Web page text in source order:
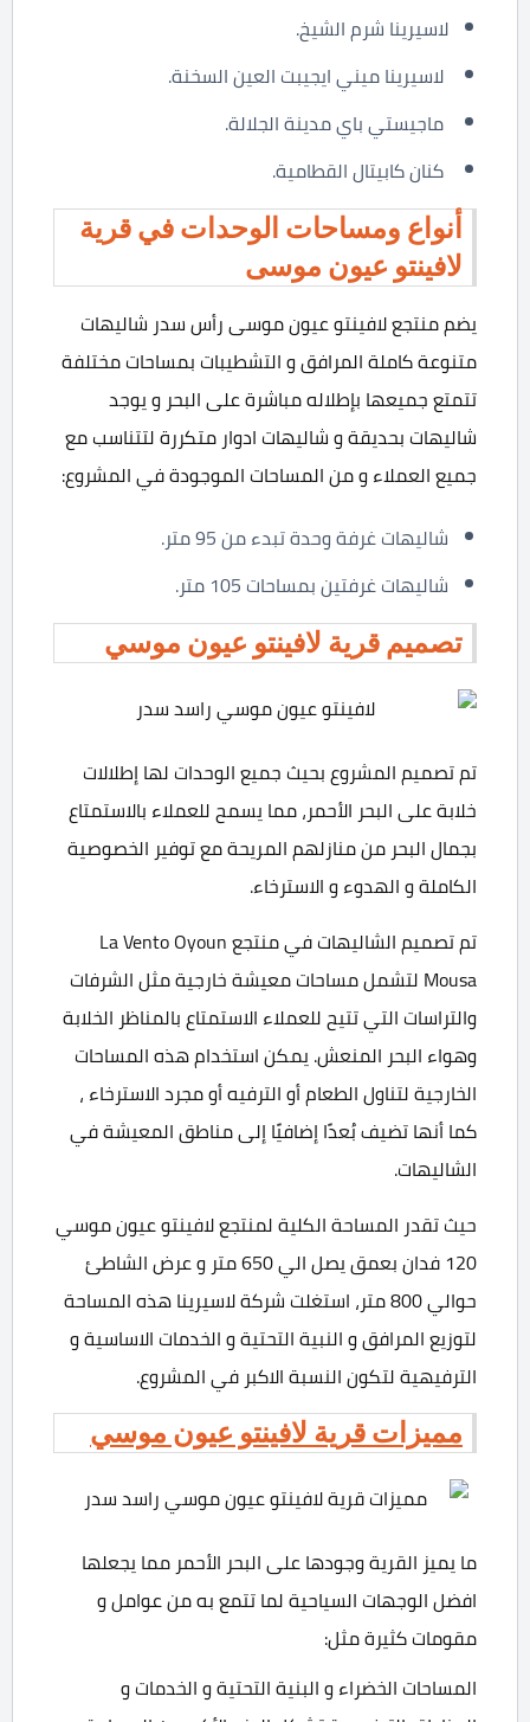
لاسيرينا شرم الشيخ.
لاسيرينا ميني ايجيبت العين السخنة.
ماجيستي باي مدينة الجلالة.
كنان كابيتال القطامية.
أنواع ومساحات الوحدات في قرية
لافينتو عيون موسى
يضم منتجع لافينتو عيون موسى رأس سدر شاليهات
متنوعة كاملة المرافق و التشطيبات بمساحات مختلفة
تتمتع جميعها بإطلاله مباشرة على البحر و يوجد
شاليهات بحديقة و شاليهات ادوار متكررة لتتناسب مع
جميع العملاء و من المساحات الموجودة في المشروع:
شاليهات غرفة وحدة تبدء من 95 متر.
شاليهات غرفتين بمساحات 105 متر.
تصميم قرية لافينتو عيون موسي
تم تصميم المشروع بحيث جميع الوحدات لها إطلالات
خلابة على البحر الأحمر، مما يسمح للعملاء بالاستمتاع
بجمال البحر من منازلهم المريحة مع توفير الخصوصية
الكاملة و الهدوء و الاسترخاء.
تم تصميم الشاليهات في منتجع La Vento Oyoun
Mousa لتشمل مساحات معيشة خارجية مثل الشرفات
والتراسات التي تتيح للعملاء الاستمتاع بالمناظر الخلابة
وهواء البحر المنعش. يمكن استخدام هذه المساحات
الخارجية لتناول الطعام أو الترفيه أو مجرد الاسترخاء ،
كما أنها تضيف بُعدًا إضافيًا إلى مناطق المعيشة في
الشاليهات.
حيث تقدر المساحة الكلية لمنتجع لافينتو عيون موسي
120 فدان بعمق يصل الي 650 متر و عرض الشاطئ
حوالي 800 متر، استغلت شركة لاسيرينا هذه المساحة
لتوزيع المرافق و النبية التحتية و الخدمات الاساسية و
الترفيهية لتكون النسبة الاكبر في المشروع.
مميزات قرية لافينتو عيون موسي
ما يميز القرية وجودها على البحر الأحمر مما يجعلها
افضل الوجهات السياحية لما تتمع به من عوامل و
مقومات كثيرة مثل:
المساحات الخضراء و البنية التحتية و الخدمات و